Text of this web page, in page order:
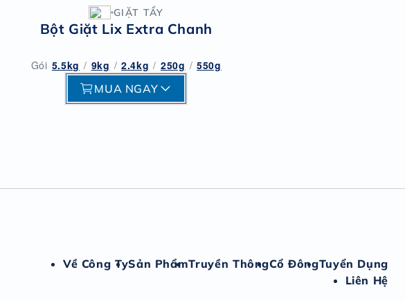
GIẶT TẨY
Bột Giặt Lix Extra Chanh
Gói 5.5kg / 9kg / 2.4kg / 250g / 550g
MUA NGAY
Về Công TySản PhẩmTruyền ThôngCổ ĐôngTuyển Dụng
Liên Hệ